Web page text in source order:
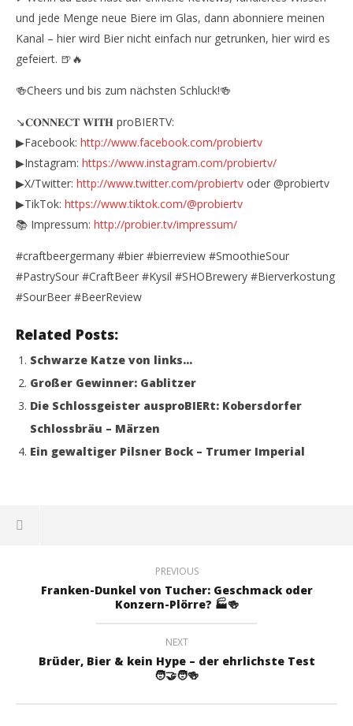
und jede Menge neue Biere im Glas, dann abonniere meinen
Kanal – hier wird Bier nicht einfach nur getrunken, hier wird es
gefeiert. 🍺🔥
🍻Cheers und bis zum nächsten Schluck!🍻
↘️𝐂𝐎𝐍𝐍𝐄𝐂𝐓 𝐖𝐈𝐓𝐇 proBIERTV:
▶Facebook: http://www.facebook.com/probiertv
▶Instagram: https://www.instagram.com/probiertv/
▶X/Twitter: http://www.twitter.com/probiertv oder @probiertv
▶TikTok: https://www.tiktok.com/@probiertv
📚 Impressum: http://probier.tv/impressum/
#craftbeergermany #bier #bierreview #SmoothieSour
#PastrySour #CraftBeer #Kysil #SHOBrewery #Bierverkostung
#SourBeer #BeerReview
Related Posts:
Schwarze Katze von links…
Großer Gewinner: Gablitzer
Die Schlossgeister ausproBIERt: Kobersdorfer
Schlossbräu – Märzen
Ein gewaltiger Pilsner Bock – Trumer Imperial
PREVIOUS
Franken-Dunkel von Tucher: Geschmack oder
Konzern-Plörre? 🏭🍻
NEXT
Brüder, Bier & kein Hype – der ehrlichste Test
🧑‍🤝‍🧑🍻